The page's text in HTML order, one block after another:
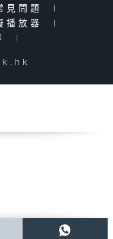
見問題
|
播放器
|
|